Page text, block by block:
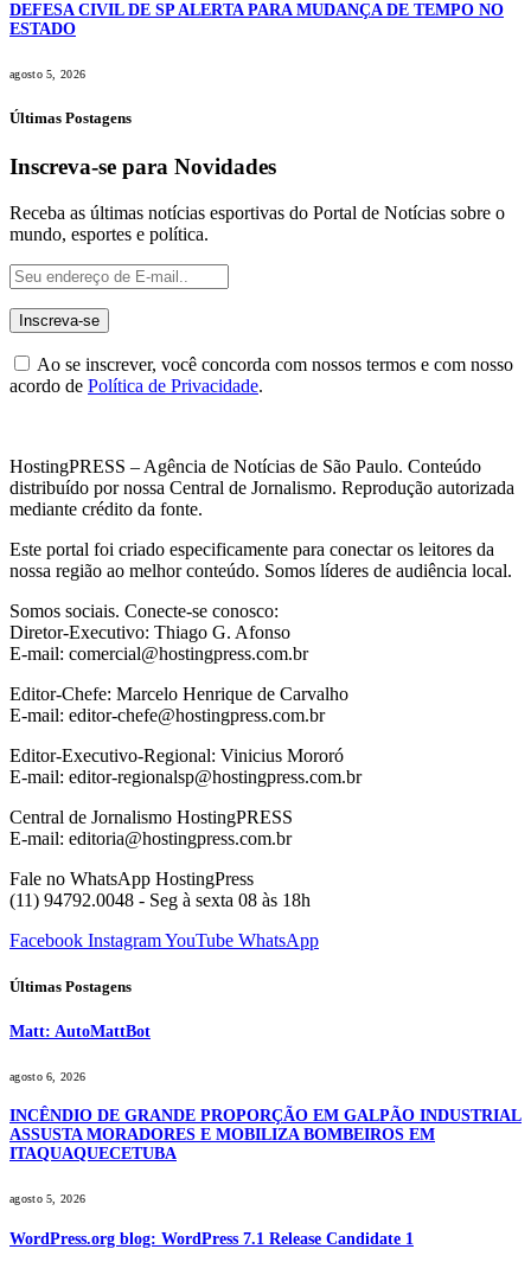
DEFESA CIVIL DE SP ALERTA PARA MUDANÇA DE TEMPO NO
ESTADO
agosto 5, 2026
Últimas Postagens
Inscreva-se para Novidades
Receba as últimas notícias esportivas do Portal de Notícias sobre o
mundo, esportes e política.
Ao se inscrever, você concorda com nossos termos e com nosso
acordo de Política de Privacidade.
HostingPRESS – Agência de Notícias de São Paulo. Conteúdo
distribuído por nossa Central de Jornalismo. Reprodução autorizada
mediante crédito da fonte.
Este portal foi criado especificamente para conectar os leitores da
nossa região ao melhor conteúdo. Somos líderes de audiência local.
Somos sociais. Conecte-se conosco:
Diretor-Executivo: Thiago G. Afonso
E-mail: comercial@hostingpress.com.br
Editor-Chefe: Marcelo Henrique de Carvalho
E-mail: editor-chefe@hostingpress.com.br
Editor-Executivo-Regional: Vinicius Mororó
E-mail: editor-regionalsp@hostingpress.com.br
Central de Jornalismo HostingPRESS
E-mail: editoria@hostingpress.com.br
Fale no WhatsApp HostingPress
(11) 94792.0048 - Seg à sexta 08 às 18h
Facebook InstagramYouTube WhatsApp
Últimas Postagens
Matt: AutoMattBot
agosto 6, 2026
INCÊNDIO DE GRANDE PROPORÇÃO EM GALPÃO INDUSTRIAL
ASSUSTA MORADORES E MOBILIZA BOMBEIROS EM
ITAQUAQUECETUBA
agosto 5, 2026
WordPress.org blog: WordPress 7.1 Release Candidate 1